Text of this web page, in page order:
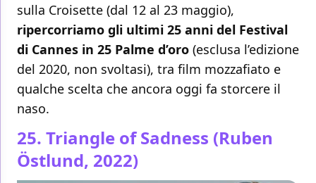
sulla Croisette (dal 12 al 23 maggio),
ripercorriamo gli ultimi 25 anni del Festival
di Cannes in 25 Palme d’oro (esclusa l’edizione
del 2020, non svoltasi), tra film mozzafiato e
qualche scelta che ancora oggi fa storcere il
naso.
25. Triangle of Sadness (Ruben
Östlund, 2022)